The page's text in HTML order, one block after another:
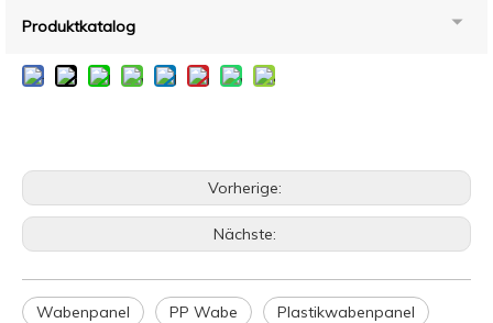
Produktkatalog
Vorherige:
Nächste:
Wabenpanel PP Wabe Plastikwabenpanel